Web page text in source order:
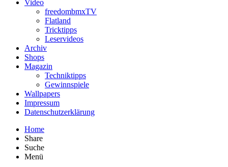
Video
freedombmxTV
Flatland
Tricktipps
Leservideos
Archiv
Shops
Magazin
Techniktipps
Gewinnspiele
Wallpapers
Impressum
Datenschutzerklärung
Home
Share
Suche
Menü